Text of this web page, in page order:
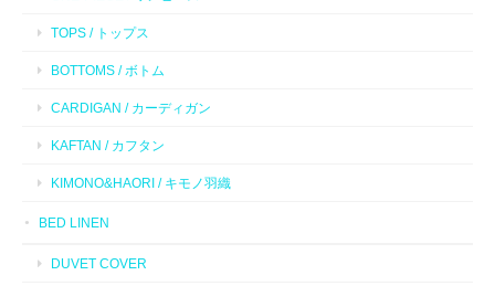
TOPS / トップス
BOTTOMS / ボトム
CARDIGAN / カーディガン
KAFTAN / カフタン
KIMONO&HAORI / キモノ羽織
BED LINEN
DUVET COVER